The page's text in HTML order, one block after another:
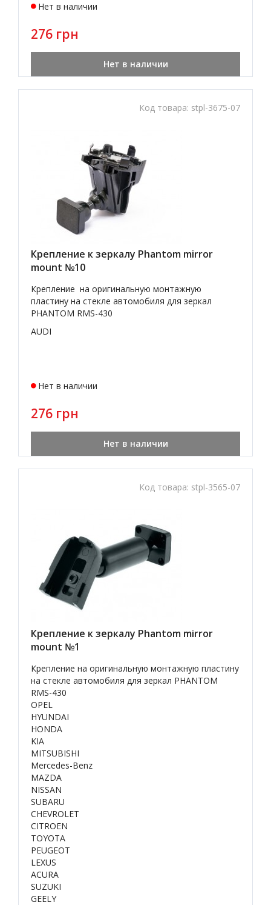
Нет в наличии
276 грн
Нет в наличии
Код товара: stpl-3675-07
Крепление к зеркалу Phantom mirror
mount №10
Крепление на оригинальную монтажную
пластину на стекле автомобиля для зеркал
PHANTOM RMS-430
AUDI
Нет в наличии
276 грн
Нет в наличии
Код товара: stpl-3565-07
Крепление к зеркалу Phantom mirror
mount №1
Крепление на оригинальную монтажную пластину
на стекле автомобиля для зеркал PHANTOM
RMS-430
OPEL
HYUNDAI
HONDA
KIA
MITSUBISHI
Mercedes-Benz
MAZDA
NISSAN
SUBARU
CHEVROLET
CITROEN
TOYOTA
PEUGEOT
LEXUS
ACURA
SUZUKI
GEELY